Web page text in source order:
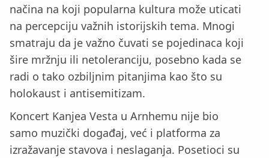
načina na koji popularna kultura može uticati
na percepciju važnih istorijskih tema. Mnogi
smatraju da je važno čuvati se pojedinaca koji
šire mržnju ili netoleranciju, posebno kada se
radi o tako ozbiljnim pitanjima kao što su
holokaust i antisemitizam.
Koncert Kanjea Vesta u Arnhemu nije bio
samo muzički događaj, već i platforma za
izražavanje stavova i neslaganja. Posetioci su